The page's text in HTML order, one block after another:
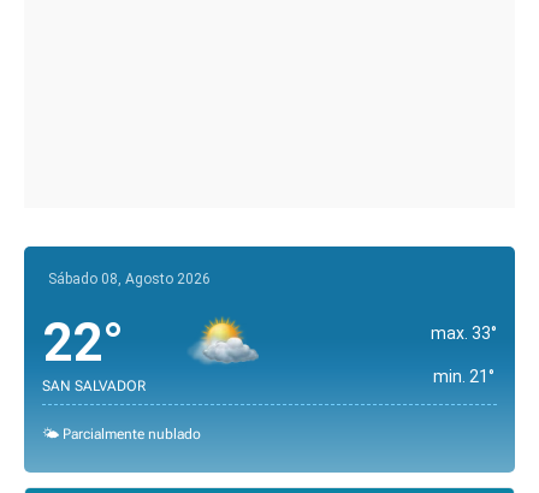
Sábado 08, Agosto 2026
22°
SAN SALVADOR
max. 33°
min. 21°
🌤️ Parcialmente nublado